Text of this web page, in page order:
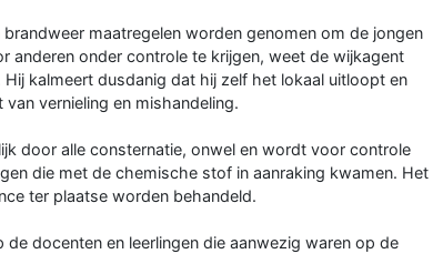
maatregelen worden genomen om de jongen
anderen onder controle te krijgen, weet de wijkagent
kalmeert dusdanig dat hij zelf het lokaal uitloopt en
vernieling en mishandeling.
door alle consternatie, onwel en wordt voor controle
die met de chemische stof in aanraking kwamen. Het
ter plaatse worden behandeld.
docenten en leerlingen die aanwezig waren op de